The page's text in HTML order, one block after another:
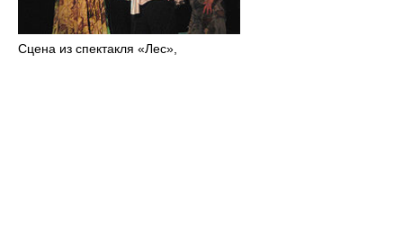
Сцена из спектакля «Лес»,